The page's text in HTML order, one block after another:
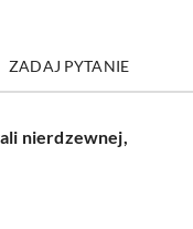
ZADAJ PYTANIE
nierdzewnej,